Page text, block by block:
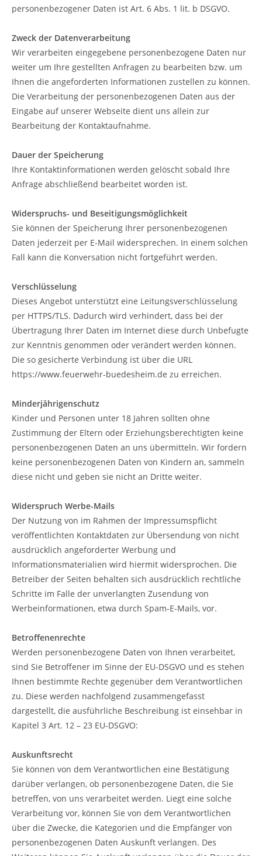
personenbezogener Daten ist Art. 6 Abs. 1 lit. b DSGVO.
Zweck der Datenverarbeitung
Wir verarbeiten eingegebene personenbezogene Daten nur
weiter um Ihre gestellten Anfragen zu bearbeiten bzw. um
Ihnen die angeforderten Informationen zustellen zu können.
Die Verarbeitung der personenbezogenen Daten aus der
Eingabe auf unserer Webseite dient uns allein zur
Bearbeitung der Kontaktaufnahme.
Dauer der Speicherung
Ihre Kontaktinformationen werden gelöscht sobald Ihre
Anfrage abschließend bearbeitet worden ist.
Widerspruchs- und Beseitigungsmöglichkeit
Sie können der Speicherung Ihrer personenbezogenen
Daten jederzeit per E-Mail widersprechen. In einem solchen
Fall kann die Konversation nicht fortgeführt werden.
Verschlüsselung
Dieses Angebot unterstützt eine Leitungsverschlüsselung
per HTTPS/TLS. Dadurch wird verhindert, dass bei der
Übertragung Ihrer Daten im Internet diese durch Unbefugte
zur Kenntnis genommen oder verändert werden können.
Die so gesicherte Verbindung ist über die URL
https://www.feuerwehr-buedesheim.de zu erreichen.
Minderjährigenschutz
Kinder und Personen unter 18 Jahren sollten ohne
Zustimmung der Eltern oder Erziehungsberechtigten keine
personenbezogenen Daten an uns übermitteln. Wir fordern
keine personenbezogenen Daten von Kindern an, sammeln
diese nicht und geben sie nicht an Dritte weiter.
Widerspruch Werbe-Mails
Der Nutzung von im Rahmen der Impressumspflicht
veröffentlichten Kontaktdaten zur Übersendung von nicht
ausdrücklich angeforderter Werbung und
Informationsmaterialien wird hiermit widersprochen. Die
Betreiber der Seiten behalten sich ausdrücklich rechtliche
Schritte im Falle der unverlangten Zusendung von
Werbeinformationen, etwa durch Spam-E-Mails, vor.
Betroffenenrechte
Werden personenbezogene Daten von Ihnen verarbeitet,
sind Sie Betroffener im Sinne der EU-DSGVO und es stehen
Ihnen bestimmte Rechte gegenüber dem Verantwortlichen
zu. Diese werden nachfolgend zusammengefasst
dargestellt, die ausführliche Beschreibung ist einsehbar in
Kapitel 3 Art. 12 – 23 EU-DSGVO:
Auskunftsrecht
Sie können von dem Verantwortlichen eine Bestätigung
darüber verlangen, ob personenbezogene Daten, die Sie
betreffen, von uns verarbeitet werden. Liegt eine solche
Verarbeitung vor, können Sie von dem Verantwortlichen
über die Zwecke, die Kategorien und die Empfänger von
personenbezogenen Daten Auskunft verlangen. Des